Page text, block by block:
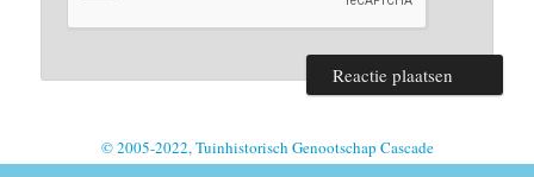
© 2005-2022, Tuinhistorisch Genootschap Cascade